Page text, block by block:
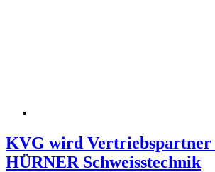
KVG wird Vertriebspartner
HÜRNER Schweisstechnik